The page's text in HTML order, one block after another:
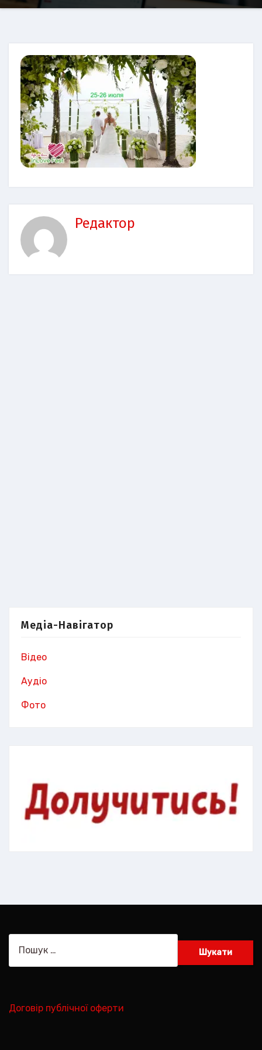
Редактор
Медіа-Навігатор
Відео
Аудіо
Фото
Договір публічної оферти